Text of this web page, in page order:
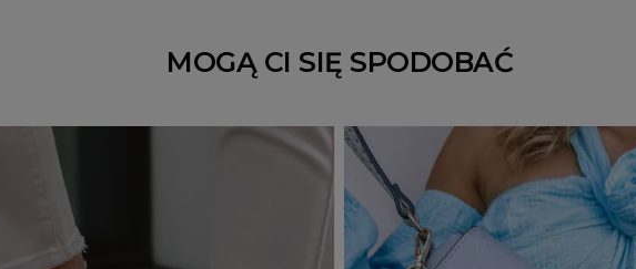
MOGĄ CI SIĘ SPODOBAĆ